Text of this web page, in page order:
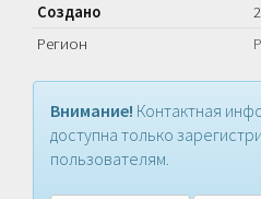
Создано
Регион
Внимание! Контактная
доступна только
пользователям.